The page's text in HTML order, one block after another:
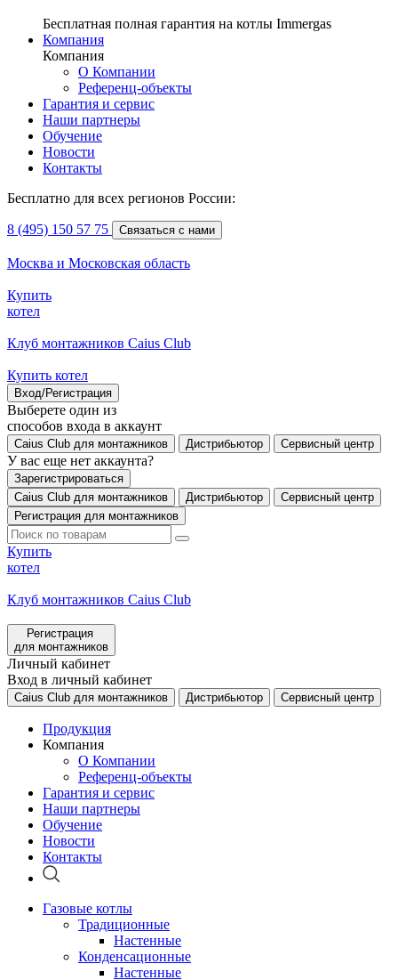
Бесплатная полная гарантия на котлы Immergas
Компания
Компания
О Компании
Референц-объекты
Гарантия и сервис
Наши партнеры
Обучение
Новости
Контакты
Бесплатно для всех регионов России:
8 (495) 150 57 75 Связаться с нами
Москва и Московская область
Купить
котел
Клуб монтажников Caius Club
Купить котел
Вход/Регистрация
Выберете один из
способов входа в аккаунт
Caius Club для монтажников Дистрибьютор Сервисный центр
У вас еще нет аккаунта?
Зарегистрироваться
Caius Club для монтажников
Дистрибьютор
Сервисный центр
Регистрация для монтажников
Купить
котел
Клуб монтажников Caius Club
Регистрация
для монтажников
Личный кабинет
Вход в личный кабинет
Caius Club для монтажников Дистрибьютор Сервисный центр
Продукция
Компания
О Компании
Референц-объекты
Гарантия и сервис
Наши партнеры
Обучение
Новости
Контакты
Газовые котлы
Традиционные
Настенные
Конденсационные
Настенные